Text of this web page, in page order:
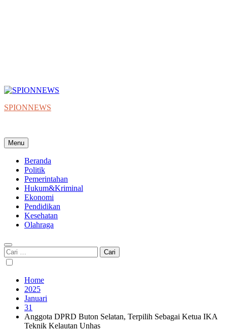
SPIONNEWS
Menu
Beranda
Politik
Pemerintahan
Hukum&Kriminal
Ekonomi
Pendidikan
Kesehatan
Olahraga
Cari
untuk:
Home
2025
Januari
31
Anggota DPRD Buton Selatan, Terpilih Sebagai Ketua IKA
Teknik Kelautan Unhas